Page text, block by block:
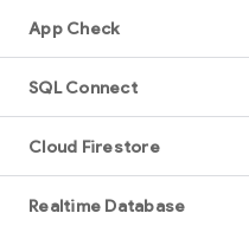
App Check
SQL Connect
Cloud Firestore
Realtime Database